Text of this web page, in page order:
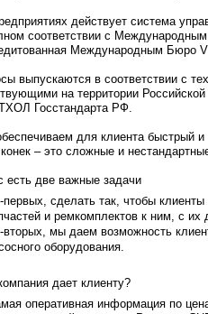
действует система
соответствии с
Международным Бюро
выпускаются в соответствии с
на территории
Госстандарта РФ.
для клиента быстрый и
– это сложные и
есть две важные задачи
первых, сделать так, чтобы
и ремкомплектов к ним, с их
вторых, мы даем возможность
оборудования.
дает клиенту?
оперативная информация по